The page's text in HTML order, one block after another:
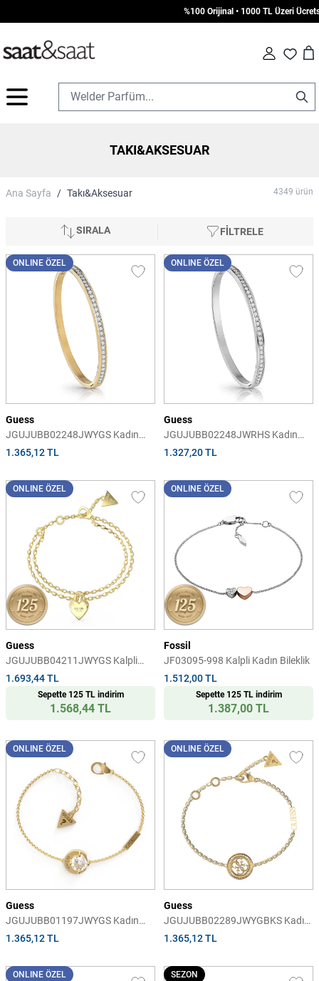
%100 Orijinal • 1000 TL Üzeri Ücretsiz
Fav Cart
TAKI&AKSESUAR
Ana Sayfa / Takı&Aksesuar 4349 ürün
SIRALA FİLTRELE
ONLINE ÖZEL
Guess
JGUJUBB02248JWYGS Kadın
Bileklik
1.365,12 TL
ONLINE ÖZEL
Guess
JGUJUBB02248JWRHS Kadın
Bileklik
1.327,20 TL
ONLINE ÖZEL
Guess
JGUJUBB04211JWYGS Kalpli
Kadın Bileklik
1.693,44 TL
Sepette 125 TL indirim
1.568,44 TL
ONLINE ÖZEL
Fossil
JF03095-998 Kalpli Kadın Bileklik
1.512,00 TL
Sepette 125 TL indirim
1.387,00 TL
ONLINE ÖZEL
Guess
JGUJUBB01197JWYGS Kadın
Bileklik
1.365,12 TL
ONLINE ÖZEL
Guess
JGUJUBB02289JWYGBKS Kadın
Bileklik
1.365,12 TL
ONLINE ÖZEL SEZON